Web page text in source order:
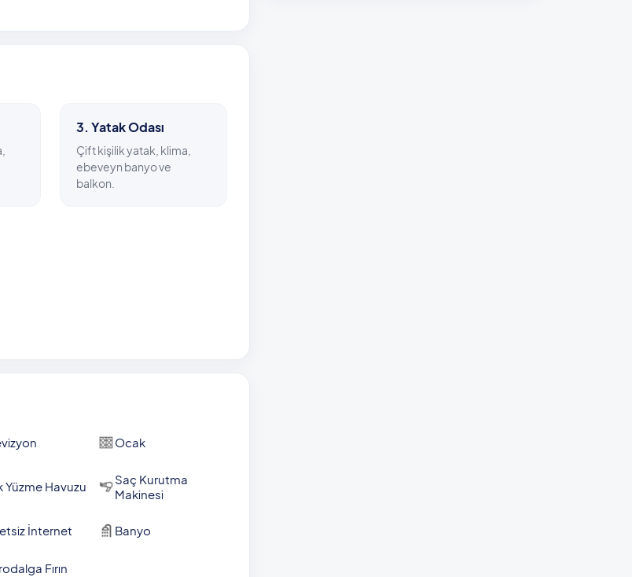
olan Karaot Plajı’na sadece 300 metre
3. Yatak Odası
Çift kişilik yatak, klima,
ebeveyn banyo ve
balkon.
Ocak
Yüzme Havuzu
Saç Kurutma
Makinesi
İnternet Banyo
Fırın